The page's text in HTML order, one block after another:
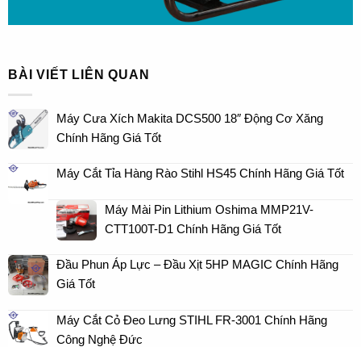
BÀI VIẾT LIÊN QUAN
Máy Cưa Xích Makita DCS500 18″ Động Cơ Xăng
Chính Hãng Giá Tốt
Máy Cắt Tỉa Hàng Rào Stihl HS45 Chính Hãng Giá Tốt
Máy Mài Pin Lithium Oshima MMP21V-
CTT100T-D1 Chính Hãng Giá Tốt
Đầu Phun Áp Lực – Đầu Xịt 5HP MAGIC Chính Hãng
Giá Tốt
Máy Cắt Cỏ Đeo Lưng STIHL FR-3001 Chính Hãng
Công Nghệ Đức